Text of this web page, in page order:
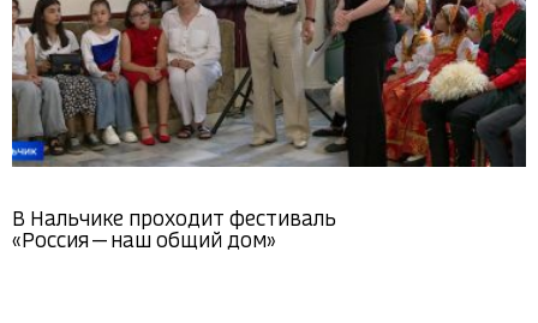
В Нальчике проходит фестиваль
«Россия — наш общий дом»